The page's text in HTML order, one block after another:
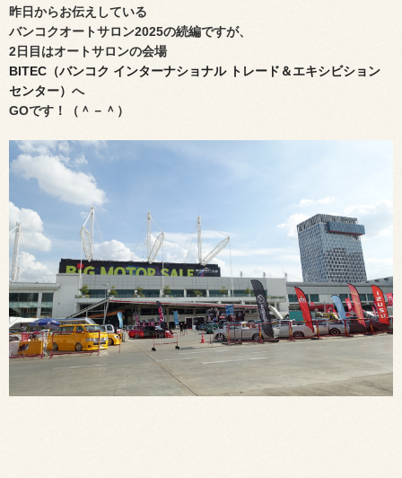
昨日からお伝えしている
バンコクオートサロン2025の続編ですが、
2日目はオートサロンの会場
BITEC（バンコク インターナショナル トレード＆エキシビション
センター） へ
GOです！（＾－＾）